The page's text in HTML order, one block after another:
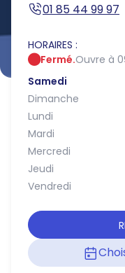
01 85 44 99 97
HORAIRES :
Fermé.Ouvre à
Samedi
Dimanche
Lundi
Mardi
Mercredi
Jeudi
Vendredi